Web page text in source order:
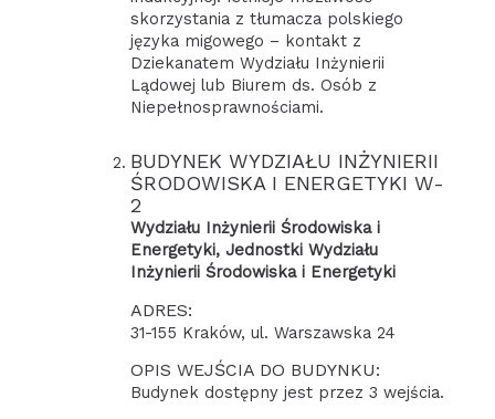
skorzystania z tłumacza polskiego
języka migowego – kontakt z
Dziekanatem Wydziału Inżynierii
Lądowej lub Biurem ds. Osób z
Niepełnosprawnościami.
BUDYNEK WYDZIAŁU INŻYNIERII
ŚRODOWISKA I ENERGETYKI W-
2
Wydziału Inżynierii Środowiska i
Energetyki, Jednostki Wydziału
Inżynierii Środowiska i Energetyki
ADRES:
31-155 Kraków, ul. Warszawska 24
OPIS WEJŚCIA DO BUDYNKU:
Budynek dostępny jest przez 3 wejścia.